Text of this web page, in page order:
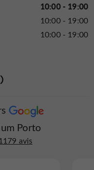
10:00 - 19:00
10:00 - 19:00
10:00 - 19:00
Porto
1179 avis